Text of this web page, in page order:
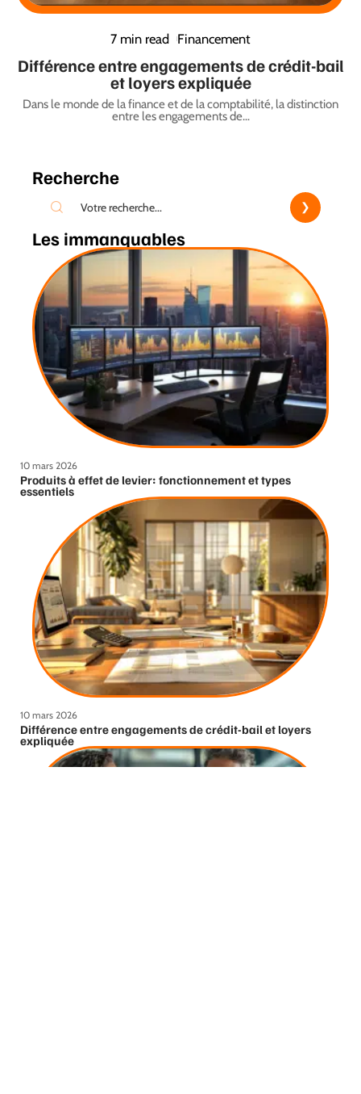
7 min read Financement
Différence entre engagements de crédit-bail
et loyers expliquée
Dans le monde de la finance et de la comptabilité, la distinction
entre les engagements de…
Recherche
Les immanquables
10 mars 2026
Produits à effet de levier: fonctionnement et types
essentiels
10 mars 2026
Différence entre engagements de crédit-bail et loyers
expliquée